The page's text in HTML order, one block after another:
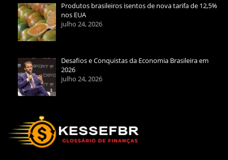
Produtos brasileiros isentos de nova tarifa de 12,5%
nos EUA
julho 24, 2026
Desafios e Conquistas da Economia Brasileira em
2026
julho 24, 2026